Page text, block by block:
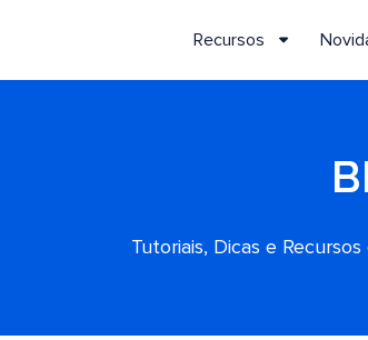
Recursos
Tutoriais, Dicas e